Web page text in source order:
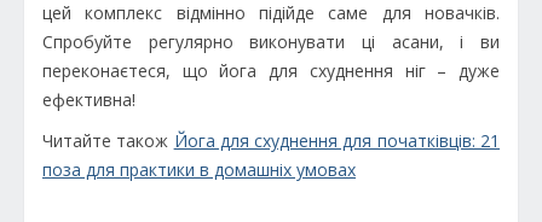
цей комплекс відмінно підійде саме для новачків.
Спробуйте регулярно виконувати ці асани, і ви
переконаєтеся, що йога для схуднення ніг – дуже
ефективна!
Читайте також Йога для схуднення для початківців: 21
поза для практики в домашніх умовах